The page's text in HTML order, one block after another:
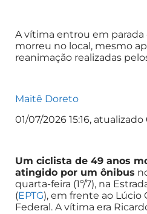
A vítima entrou em parada
morreu no local, mesmo
reanimação realizadas
Maitê Doreto
01/07/2026 15:16, atualizado
Um ciclista de 49 anos
atingido por um ônibus
quarta-feira (1º/7), na
(EPTG), em frente ao Lúcio
Federal. A vítima era